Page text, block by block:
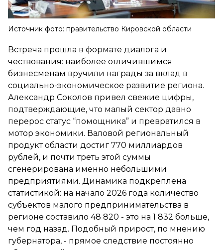
Источник фото: правительство Кировской области
Встреча прошла в формате диалога и
чествования: наиболее отличившимся
бизнесменам вручили награды за вклад в
социально-экономическое развитие региона.
Александр Соколов привел свежие цифры,
подтверждающие, что малый сектор давно
перерос статус “помощника” и превратился в
мотор экономики. Валовой региональный
продукт области достиг 770 миллиардов
рублей, и почти треть этой суммы
сгенерирована именно небольшими
предприятиями. Динамика подкреплена
статистикой: на начало 2026 года количество
субъектов малого предпринимательства в
регионе составило 48 820 - это на 1 832 больше,
чем год назад. Подобный прирост, по мнению
губернатора, - прямое следствие постоянно